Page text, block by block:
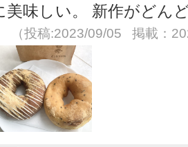
美味しい。 新作がどん
（投稿:2023/09/05 掲載：